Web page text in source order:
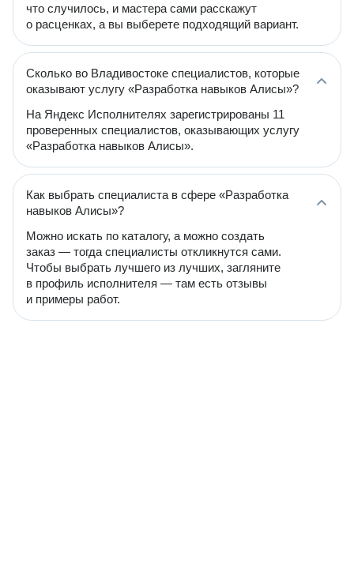
что случилось, и мастера сами расскажут
о расценках, а вы выберете подходящий вариант.
Сколько во Владивостоке специалистов, которые
оказывают услугу «Разработка навыков Алисы»?
На Яндекс Исполнителях зарегистрированы 11
проверенных специалистов, оказывающих услугу
«Разработка навыков Алисы».
Как выбрать специалиста в сфере «Разработка
навыков Алисы»?
Можно искать по каталогу, а можно создать
заказ — тогда специалисты откликнутся сами.
Чтобы выбрать лучшего из лучших, загляните
в профиль исполнителя — там есть отзывы
и примеры работ.